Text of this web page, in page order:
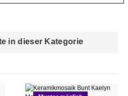
in dieser Kategorie